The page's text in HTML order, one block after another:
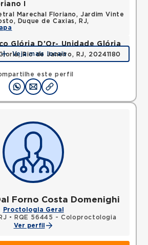
este perfil
I
Marechal Floriano, Jardim Vinte
Duque de Caxias, RJ,
Glória D'Or- Unidade Glória
Rio de Janeiro, RJ, 20241180
Veja mais locais
Forno Costa Domenighi
Proctologia Geral
•
RQE 56445 - Coloproctologia
Ver perfil